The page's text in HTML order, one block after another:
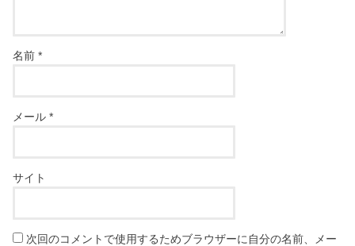
名前*
メール*
サイト
次回のコメントで使用するためブラウザーに自分の名前、メー